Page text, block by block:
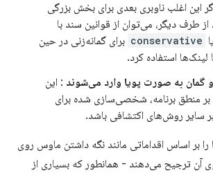
این اغلب ناوبری بعدی برای بخش بزرگی
از طرف دیگر، می‌توان از قوانین سند با
conservative برای گمانه‌زنی در حین
لینک‌ها استفاده کرد.
گمان به صورت پویا وارد می‌شوند : این
بر منطق برنامه، شخصی‌سازی شده برای
بر سایر روش‌های اکتشافی باشد.
بر اساس اقداماتی مانند نگه داشتن ماوس روی
آن ترجیح می‌دهند - همانطور که بسیاری از